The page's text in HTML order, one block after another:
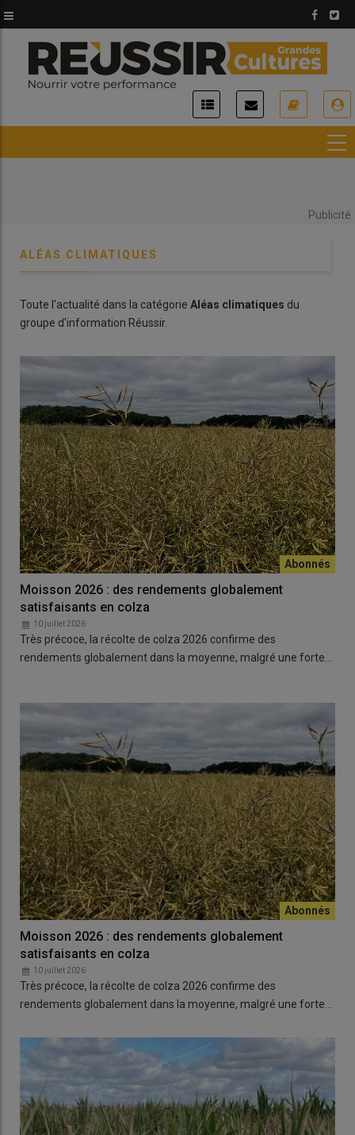
au
contenu
principal
Publicité
ALÉAS CLIMATIQUES
Toute l'actualité dans la catégorie Aléas climatiques du
groupe d'information Réussir.
Moisson 2026 : des rendements globalement
satisfaisants en colza
10 juillet 2026
Très précoce, la récolte de colza 2026 confirme des
rendements globalement dans la moyenne, malgré une forte…
Moisson 2026 : des rendements globalement
satisfaisants en colza
10 juillet 2026
Très précoce, la récolte de colza 2026 confirme des
rendements globalement dans la moyenne, malgré une forte…